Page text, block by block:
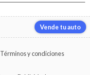
Vende tu auto
Términos y condiciones